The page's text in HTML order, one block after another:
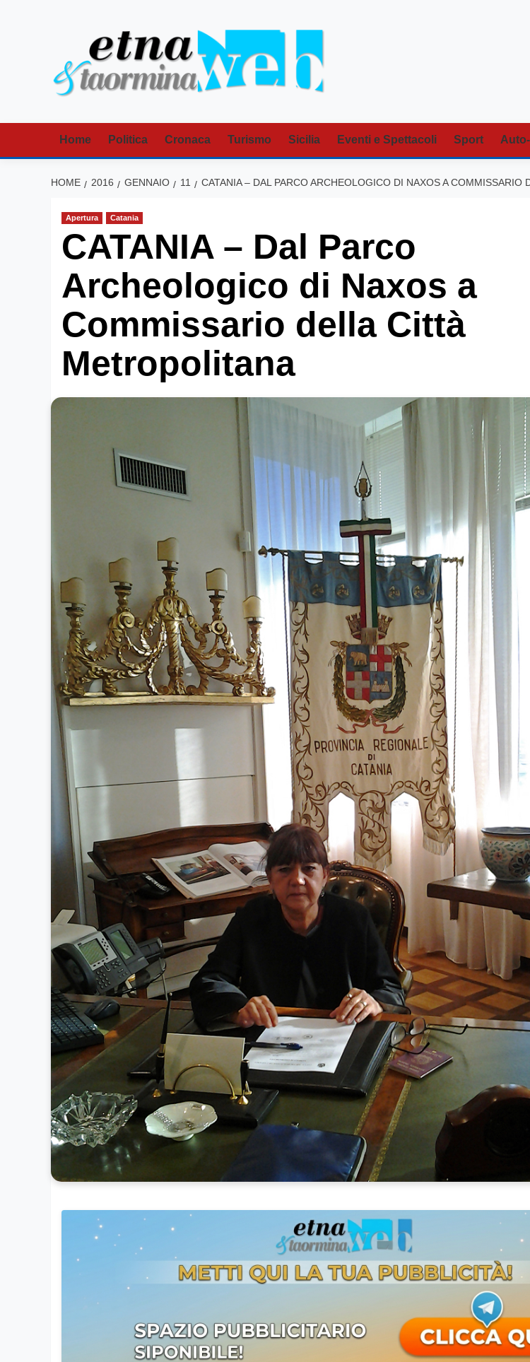
Home Politica Cronaca Turismo Sicilia Eventi e Spettacoli Sport
HOME 2016 GENNAIO 11 CATANIA – DAL PARCO ARCHEOLOGICO DI NAXOS A COMMISSARIO
Apertura Catania
CATANIA – Dal Parco
Archeologico di Naxos a
Commissario della Città
Metropolitana